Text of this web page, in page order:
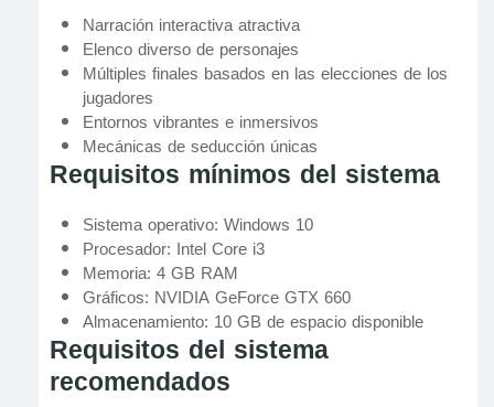
Narración interactiva atractiva
Elenco diverso de personajes
Múltiples finales basados en las elecciones de los
jugadores
Entornos vibrantes e inmersivos
Mecánicas de seducción únicas
Requisitos mínimos del sistema
Sistema operativo: Windows 10
Procesador: Intel Core i3
Memoria: 4 GB RAM
Gráficos: NVIDIA GeForce GTX 660
Almacenamiento: 10 GB de espacio disponible
Requisitos del sistema
recomendados